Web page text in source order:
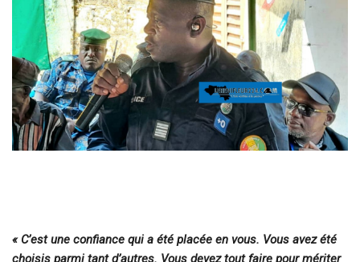
« C’est une confiance qui a été placée en vous. Vous avez été
choisis parmi tant d’autres. Vous devez tout faire pour mériter